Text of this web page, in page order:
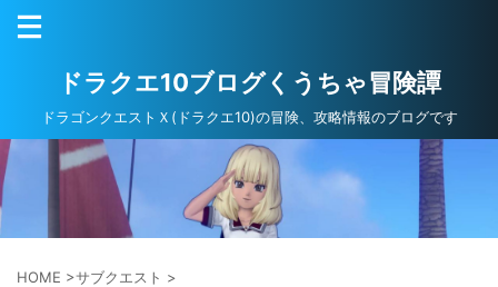
ドラクエ10ブログくうちゃ冒険譚
ドラゴンクエストＸ(ドラクエ10)の冒険、攻略情報のブログです
HOME >サブクエスト >